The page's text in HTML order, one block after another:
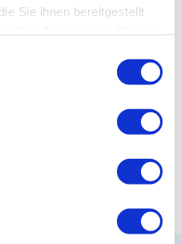
Sie ihnen bereitgestellt
Es gibt mehrere
1.2 und TLS 1.3 am
verbesserten